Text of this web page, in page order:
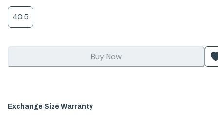
40.5
Buy Now
Exchange Size Warranty